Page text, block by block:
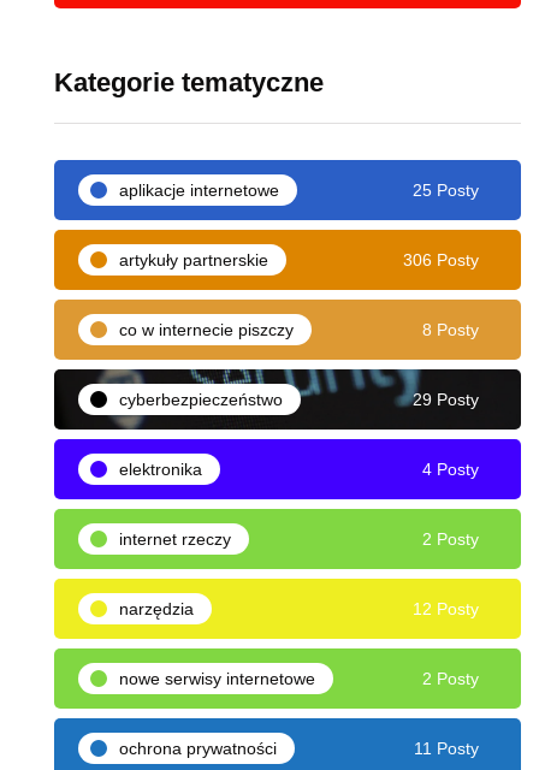
Kategorie tematyczne
aplikacje internetowe 25 Posty
artykuły partnerskie 306 Posty
co w internecie piszczy 8 Posty
cyberbezpieczeństwo 29 Posty
elektronika 4 Posty
internet rzeczy 2 Posty
narzędzia 12 Posty
nowe serwisy internetowe 2 Posty
ochrona prywatności 11 Posty